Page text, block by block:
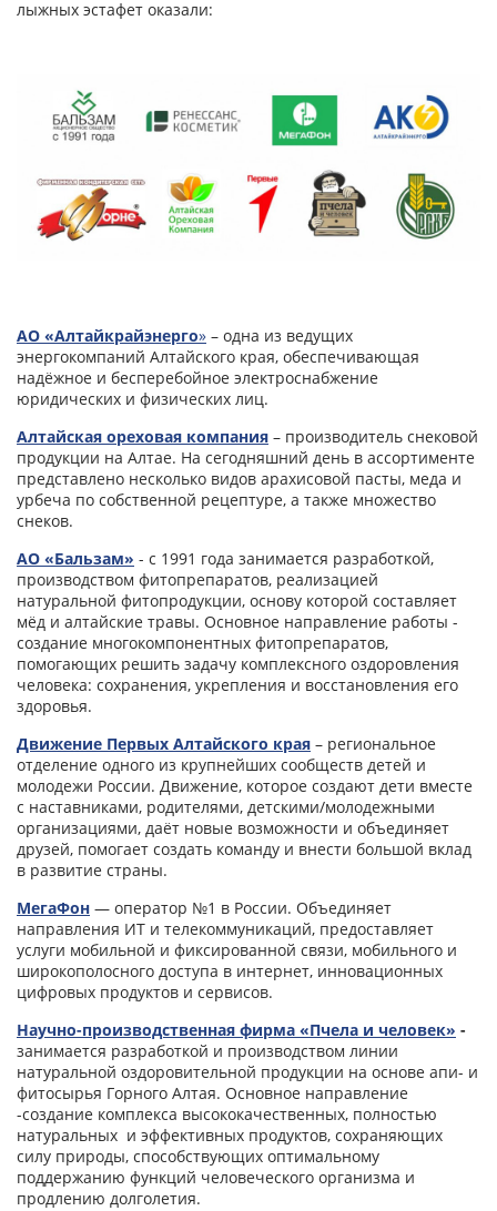
лыжных эстафет оказали:
АО «Алтайкрайэнерго» – одна из ведущих
энергокомпаний Алтайского края, обеспечивающая
надёжное и бесперебойное электроснабжение
юридических и физических лиц.
Алтайская ореховая компания – производитель снековой
продукции на Алтае. На сегодняшний день в ассортименте
представлено несколько видов арахисовой пасты, меда и
урбеча по собственной рецептуре, а также множество
снеков.
АО «Бальзам» - с 1991 года занимается разработкой,
производством фитопрепаратов, реализацией
натуральной фитопродукции, основу которой составляет
мёд и алтайские травы. Основное направление работы -
создание многокомпонентных фитопрепаратов,
помогающих решить задачу комплексного оздоровления
человека: сохранения, укрепления и восстановления его
здоровья.
Движение Первых Алтайского края – региональное
отделение одного из крупнейших сообществ детей и
молодежи России. Движение, которое создают дети вместе
с наставниками, родителями, детскими/молодежными
организациями, даёт новые возможности и объединяет
друзей, помогает создать команду и внести большой вклад
в развитие страны.
МегаФон — оператор №1 в России. Объединяет
направления ИТ и телекоммуникаций, предоставляет
услуги мобильной и фиксированной связи, мобильного и
широкополосного доступа в интернет, инновационных
цифровых продуктов и сервисов.
Научно-производственная фирма «Пчела и человек» -
занимается разработкой и производством линии
натуральной оздоровительной продукции на основе апи- и
фитосырья Горного Алтая. Основное направление
-создание комплекса высококачественных, полностью
натуральных и эффективных продуктов, сохраняющих
силу природы, способствующих оптимальному
поддержанию функций человеческого организма и
продлению долголетия.